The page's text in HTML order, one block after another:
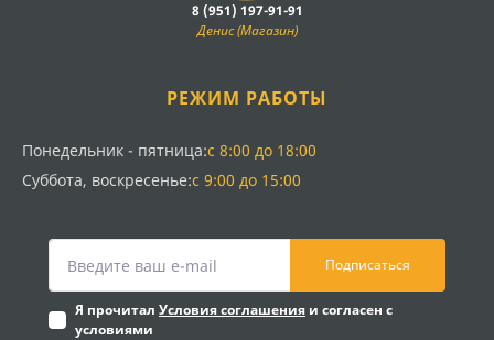
8 (951) 197-91-91
Денис (Магазин)
РЕЖИМ РАБОТЫ
Понедельник - пятница:с 8:00 до 18:00
Суббота, воскресенье:с 9:00 до 15:00
Подписаться
Я прочитал Условия соглашения и согласен с
условиями